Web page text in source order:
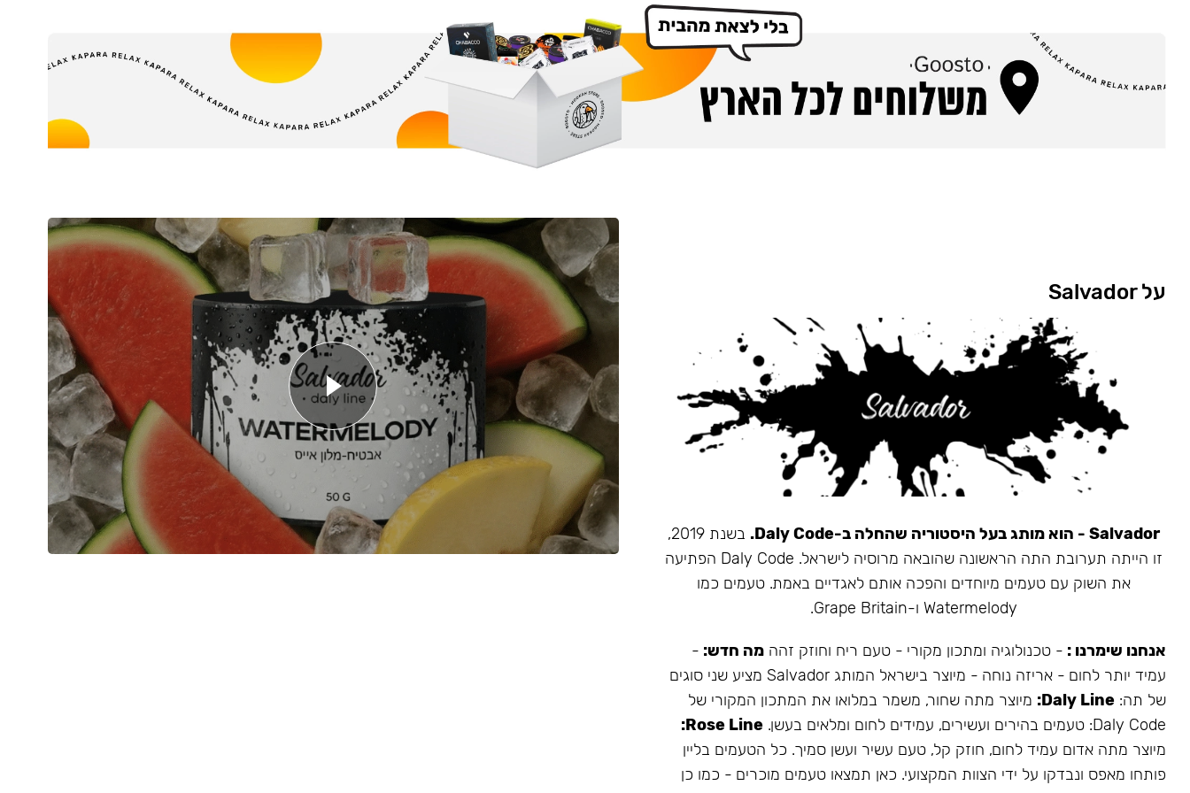
על Salvador
Salvador - הוא מותג בעל היסטוריה שהחלה ב-Daly Code.
בשנת 2019,
זו הייתה תערובת התה הראשונה שהובאה מרוסיה לישראל. Daly Code הפתיעה
את השוק עם טעמים מיוחדים והפכה אותם לאגדיים באמת. טעמים כמו
Watermelody ו-Grape Britain.
אנחנו שימרנו : - טכנולוגיה ומתכון מקורי - טעם ריח וחוזק זהה מה חדש: -
עמיד יותר לחום - אריזה נוחה - מיוצר בישראל המותג Salvador מציע שני סוגים
של תה: Daly Line: מיוצר מתה שחור, משמר במלואו את המתכון המקורי של
Daly Code: טעמים בהירים ועשירים, עמידים לחום ומלאים בעשן.
Rose Line:
מיוצר מתה אדום עמיד לחום, חוזק קל, טעם עשיר ועשן סמיך. כל הטעמים בליין
פותחו מאפס ונבדקו על ידי הצוות המקצועי. כאן תמצאו טעמים מוכרים - כמו כן